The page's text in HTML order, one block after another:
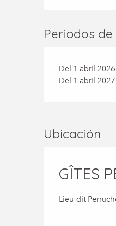
Periodos
Del 1 abril
Del 1 abril
Ubicación
GÎTES
Lieu-dit